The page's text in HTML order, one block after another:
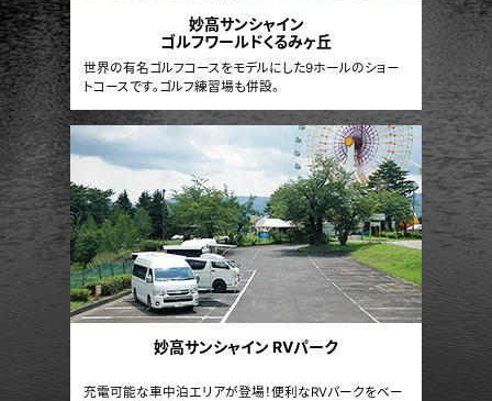
妙高サンシャイン
ゴルフワールドくるみヶ丘
世界の有名ゴルフコースをモデルにした9ホールのショー
トコースです。ゴルフ練習場も併設。
妙高サンシャイン RVパーク
充電可能な車中泊エリアが登場！便利なRVパークをベー